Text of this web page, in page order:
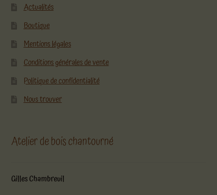
Actualités
Boutique
Mentions légales
Conditions générales de vente
Politique de confidentialité
Nous trouver
Atelier de bois chantourné
Gilles Chambreuil